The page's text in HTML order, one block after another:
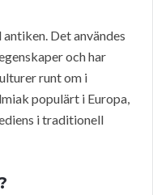
Det användes
och har
runt om i
populärt i Europa,
i traditionell